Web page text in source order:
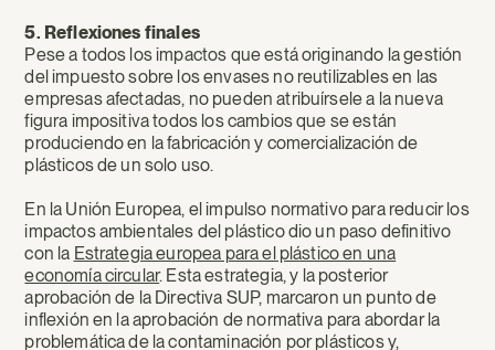
5. Reflexiones finales
Pese a todos los impactos que está originando la gestión
del impuesto sobre los envases no reutilizables en las
empresas afectadas, no pueden atribuírsele a la nueva
figura impositiva todos los cambios que se están
produciendo en la fabricación y comercialización de
plásticos de un solo uso.
En la Unión Europea, el impulso normativo para reducir los
impactos ambientales del plástico dio un paso definitivo
con la Estrategia europea para el plástico en una
economía circular. Esta estrategia, y la posterior
aprobación de la Directiva SUP, marcaron un punto de
inflexión en la aprobación de normativa para abordar la
problemática de la contaminación por plásticos y,